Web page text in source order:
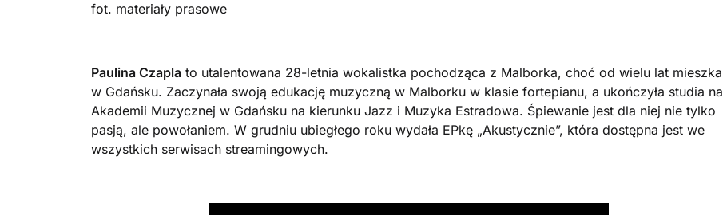
fot. materiały prasowe
Paulina Czapla to utalentowana 28-letnia wokalistka pochodząca z Malborka, choć od wielu lat mieszka
w Gdańsku. Zaczynała swoją edukację muzyczną w Malborku w klasie fortepianu, a ukończyła studia na
Akademii Muzycznej w Gdańsku na kierunku Jazz i Muzyka Estradowa. Śpiewanie jest dla niej nie tylko
pasją, ale powołaniem. W grudniu ubiegłego roku wydała EPkę „Akustycznie”, która dostępna jest we
wszystkich serwisach streamingowych.